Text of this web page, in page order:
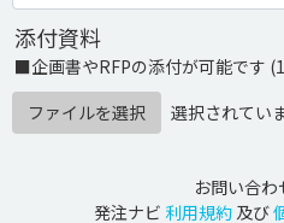
添付資料
■企画書やRFPの添付が可能です
ファイルを選択
選択されてい
お問い合わ
発注ナビ 利用規約 及び